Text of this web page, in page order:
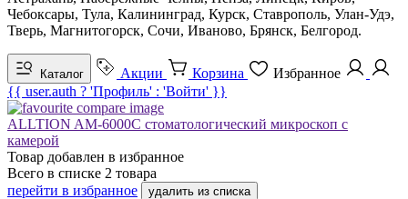
Чебоксары, Тула, Калининград, Курск, Ставрополь, Улан-Удэ,
Тверь, Магнитогорск, Сочи, Иваново, Брянск, Белгород.
Каталог Акции Корзина
Избранное
{{ user.auth ? 'Профиль' : 'Войти' }}
ALLTION AM-6000C стоматологический микроскоп с
камерой
Товар добавлен в избранное
Всего в списке 2 товара
перейти в избранное
удалить из списка